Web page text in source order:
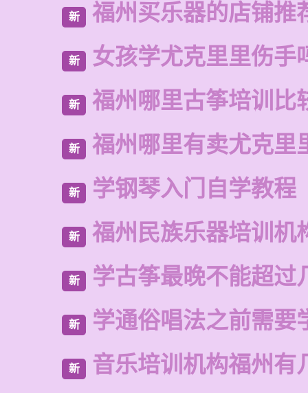
新 福州买乐器的店铺推
新 女孩学尤克里里伤手
新 福州哪里古筝培训比
新 福州哪里有卖尤克里
新 学钢琴入门自学教程
新 福州民族乐器培训机
新 学古筝最晚不能超过
新 学通俗唱法之前需要
新 音乐培训机构福州有